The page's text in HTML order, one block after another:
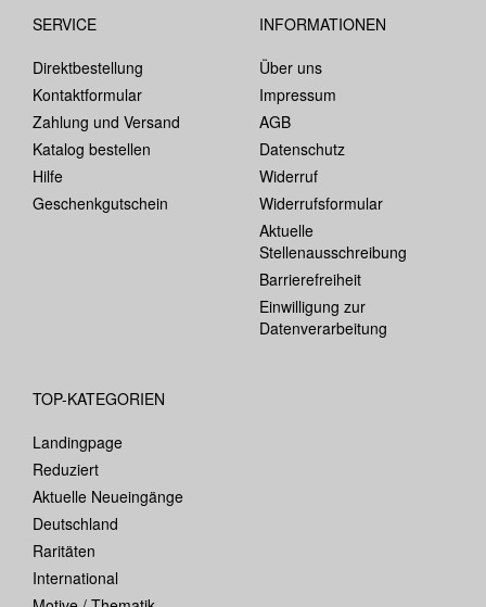
SERVICE
Direktbestellung
Kontaktformular
Zahlung und Versand
Katalog bestellen
Hilfe
Geschenkgutschein
INFORMATIONEN
Über uns
Impressum
AGB
Datenschutz
Widerruf
Widerrufsformular
Aktuelle
Stellenausschreibung
Barrierefreiheit
Einwilligung zur
Datenverarbeitung
TOP-KATEGORIEN
Landingpage
Reduziert
Aktuelle Neueingänge
Deutschland
Raritäten
International